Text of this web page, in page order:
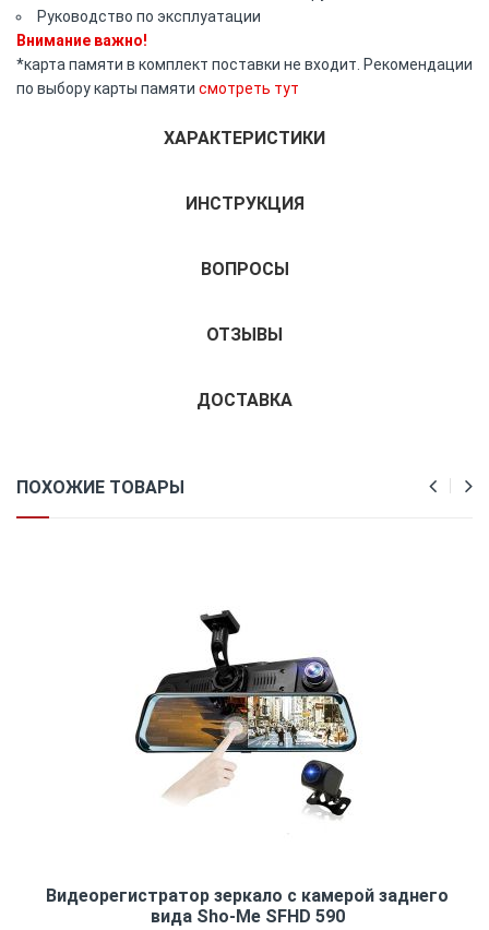
Руководство по эксплуатации
Внимание важно!
*карта памяти в комплект поставки не входит. Рекомендации
по выбору карты памяти смотреть тут
ХАРАКТЕРИСТИКИ
ИНСТРУКЦИЯ
ВОПРОСЫ
ОТЗЫВЫ
ДОСТАВКА
ПОХОЖИЕ ТОВАРЫ
Видеорегистратор зеркало с камерой заднего
вида Sho-Me SFHD 590